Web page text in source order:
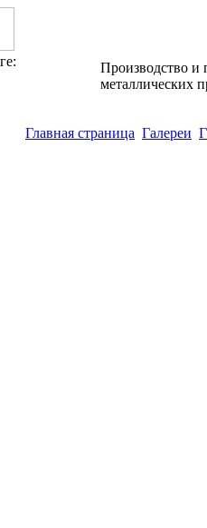
Производство и
металлических
Главная страница Галереи